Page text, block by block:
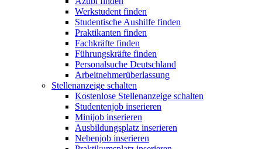
Werkstudent finden
Studentische Aushilfe finden
Praktikanten finden
Fachkräfte finden
Führungskräfte finden
Personalsuche Deutschland
Arbeitnehmerüberlassung
Stellenanzeige schalten
Kostenlose Stellenanzeige schalten
Studentenjob inserieren
Minijob inserieren
Ausbildungsplatz inserieren
Nebenjob inserieren